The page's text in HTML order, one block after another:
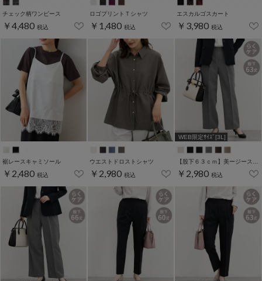
チェック柄ワンピース
￥4,480 税込
ロゴプリントＴシャツ
￥1,480 税込
エスカルゴスカート
￥3,980 税込
裾レースキャミソール
￥2,480 税込
ウエストドロストシャツ
￥2,980 税込
WEB限定ｻｲｽﾞ[3L]
【股下６３ｃｍ】美ージーストレート(股下63/66/69cm展開)
￥2,980 税込